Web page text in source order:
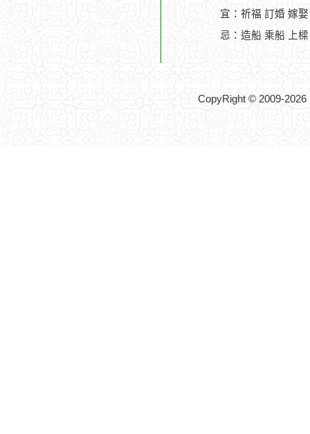
宜：祈福 訂婚 嫁
忌：造船 乘船 上
CopyRight © 2009-2026